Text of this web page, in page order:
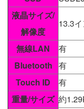
液晶サイズ/
解像度
13.3
無線LAN
有
Bluetooth 有
Touch ID
有
重量/サイズ 約